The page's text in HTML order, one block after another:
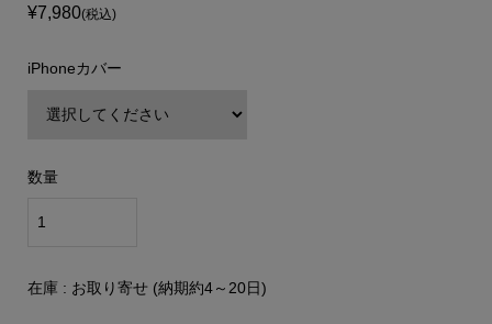
¥7,980(税込)
iPhoneカバー
数量
在庫 : お取り寄せ (納期約4～20日)